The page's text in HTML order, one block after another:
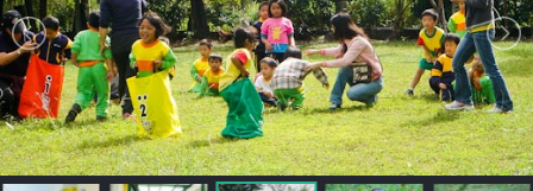
訂
房
直
接
跟